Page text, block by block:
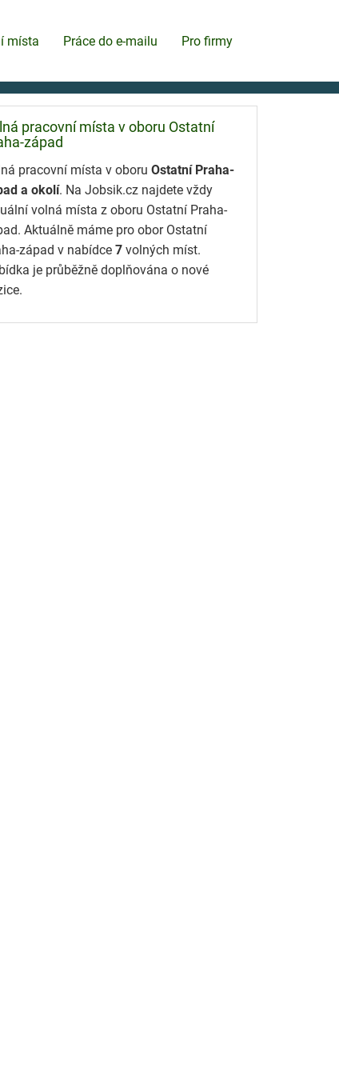
místa Práce do e-mailu Pro firmy
pracovní místa v oboru Ostatní
západ
pracovní místa v oboru Ostatní Praha-
a okolí. Na Jobsik.cz najdete vždy
volná místa z oboru Ostatní Praha-
Aktuálně máme pro obor Ostatní
západ v nabídce 7 volných míst.
je průběžně doplňována o nové